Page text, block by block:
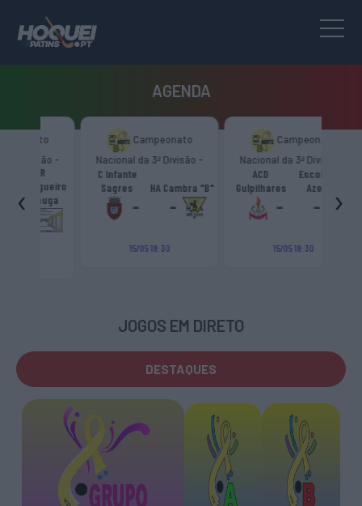
AGENDA
Campeonato
Nacional da 3ª Divisão -
Zona Norte “B”
Sagres
HA Cambra "B"
-
15/05 18:30
Campeonato
Nacional da 3ª Divisão -
Zona Norte “B”
Gulpilhares
Escola Livre
Azeméis
-
15/05 18:30
‹ ›
JOGOS EM DIRETO
DESTAQUES